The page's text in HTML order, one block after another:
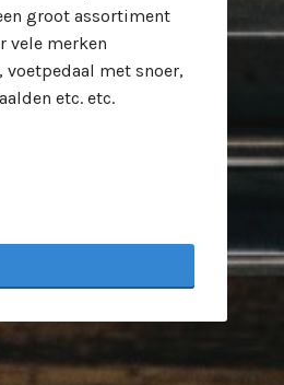
groot assortiment
vele merken
met snoer,
etc. etc.